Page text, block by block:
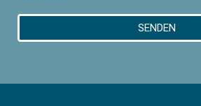
SENDEN